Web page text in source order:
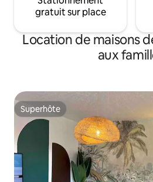
gratuit sur place
Location de maisons
aux
Superhôte
Superhôte